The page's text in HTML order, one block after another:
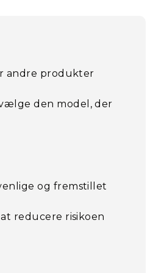
andre produkter
den model, der
og fremstillet
reducere risikoen